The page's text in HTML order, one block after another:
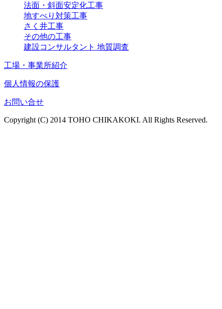
法面・斜面安定化工事
地すべり対策工事
さく井工事
その他の工事
建設コンサルタント 地質調査
工場・事業所紹介
個人情報の保護
お問い合せ
Copyright (C) 2014 TOHO CHIKAKOKI. All Rights Reserved.